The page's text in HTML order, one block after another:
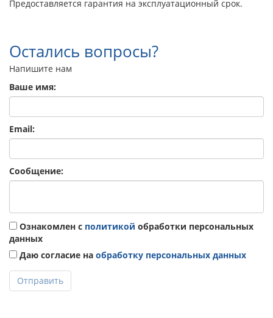
Предоставляется гарантия на эксплуатационный срок.
Остались вопросы?
Напишите нам
Ваше имя:
Email:
Сообщение:
Ознакомлен с политикой обработки персональных
данных
Даю согласие на обработку персональных данных
Отправить